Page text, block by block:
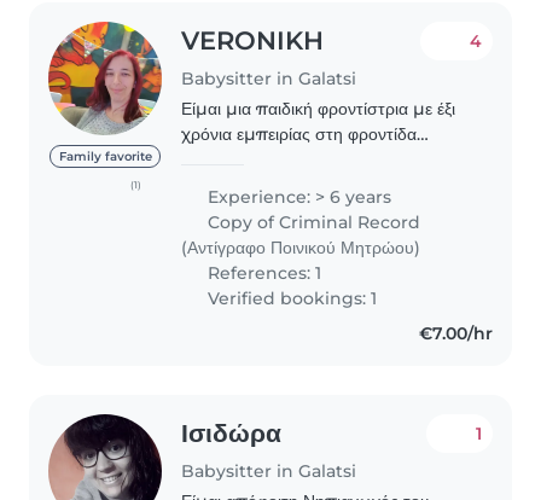
Family favorite
(1)
VERONIKH
Babysitter in Galatsi
4
Είμαι μια παιδική φροντίστρια με έξι
χρόνια εμπειρίας στη φροντίδα
ολοκληρώσει το ΙΕΚ ακμή και
σεμινάριο παιδί ψυχολογίας. Είμαι
πολύ υπομονετική, τρυφερή..
Experience: > 6 years
Copy of Criminal Record
(Αντίγραφο Ποινικού Μητρώου)
References: 1
Verified bookings: 1
€7.00/hr
Ισιδώρα
Babysitter in Galatsi
1